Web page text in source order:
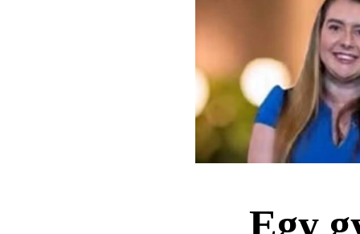
Egy